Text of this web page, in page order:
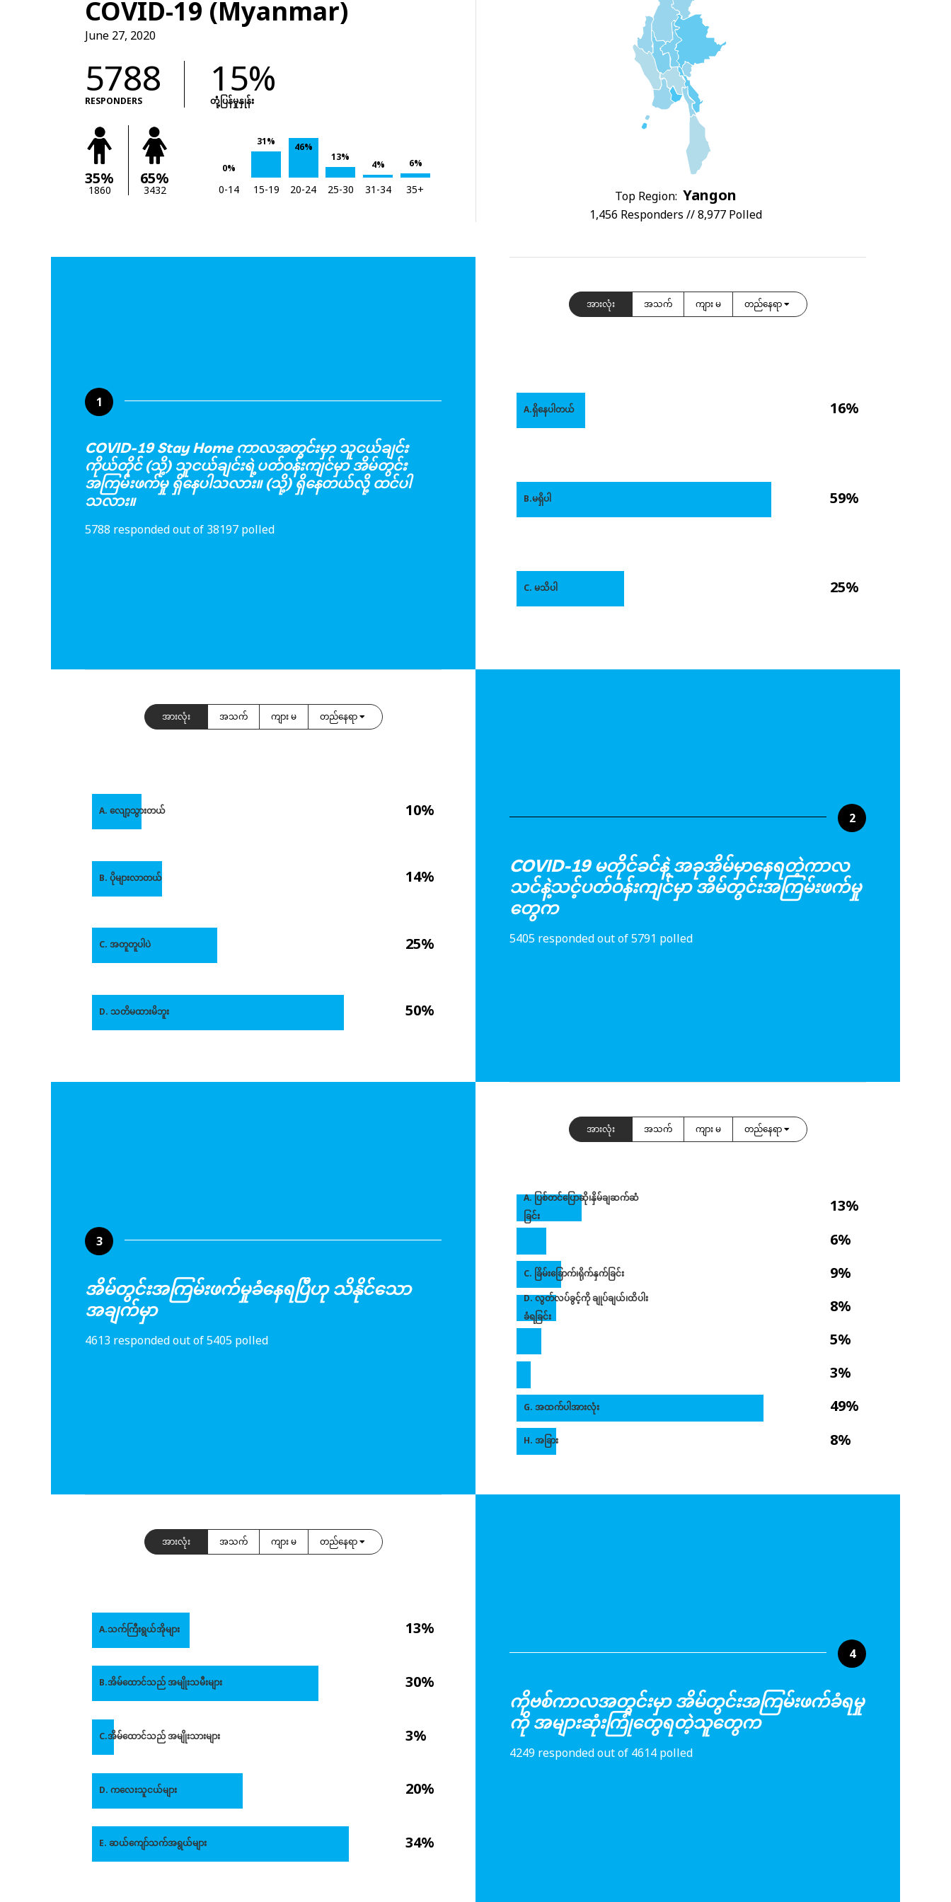
COVID-19 (Myanmar)
June 27, 2020
5788
RESPONDERS
15%
တုံံ့ပြန်မှုနှုန်း
35%
1860
65%
3432
0%
31%
46%
13%
4% 6%
0-14 15-19 20-24 25-30 31-34 35+ Top Region: Yangon
1,456 Responders // 8,977 Polled
1
COVID-19 Stay Home ကာလအတွင်းမှာ သူငယ်ချင်း
ကိုယ်တိုင် (သို့) သူငယ်ချင်းရဲ့ပတ်ဝန်းကျင်မှာ အိမ်တွင်း
အကြမ်းဖက်မှု ရှိနေပါသလား။ (သို့) ရှိနေတယ်လို့ ထင်ပါ
သလား။
5788 responded out of 38197 polled
အားလုံး အသက် ကျား မ တည်နေရာ
16%
59%
25%
A.ရှိနေပါတယ်
B.မရှိပါ
C. မသိပါ
2
COVID-19 မတိုင်ခင်နဲ့ အခုအိမ်မှာနေရတဲ့ကာလ
သင်နဲ့သင့်ပတ်ဝန်းကျင်မှာ အိမ်တွင်းအကြမ်းဖက်မှု
တွေက
5405 responded out of 5791 polled
အားလုံး အသက် ကျား မ တည်နေရာ
10%
14%
25%
50%
A. လျော့သွားတယ်
B. ပိုများလာတယ်
C. အတူတူပါပဲ
D. သတိမထားမိဘူး
3
အိမ်တွင်းအကြမ်းဖက်မှုခံနေရပြီဟု သိနိုင်သော
အချက်မှာ
4613 responded out of 5405 polled
အားလုံး အသက် ကျား မ တည်နေရာ
13%
6%
9%
8%
5%
3%
49%
8%
A. ပြစ်တင်ပြောဆို၊နှိမ်ချဆက်ဆံ
ခြင်း
C. ခြိမ်းခြောက်၊ရိုက်နှက်ခြင်း
D. လွတ်လပ်ခွင့်ကို ချုပ်ချယ်၊ထိပါး
ခံရခြင်း
G. အထက်ပါအားလုံး
H. အခြား
4
ကိုဗစ်ကာလအတွင်းမှာ အိမ်တွင်းအကြမ်းဖက်ခံရမှု
ကို အများဆုံးကြုံတွေရတဲ့သူတွေက
4249 responded out of 4614 polled
အားလုံး အသက် ကျား မ တည်နေရာ
13%
30%
3%
20%
34%
A.သက်ကြီးရွယ်အိုများ
B.အိမ်ထောင်သည် အမျိုးသမီးများ
C.အိမ်ထောင်သည် အမျိုးသားများ
D. ကလေးသူငယ်များ
E. ဆယ်ကျော်သက်အရွယ်များ